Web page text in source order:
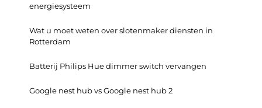
energiesysteem
Wat u moet weten over slotenmaker diensten in
Rotterdam
Batterij Philips Hue dimmer switch vervangen
Google nest hub vs Google nest hub 2